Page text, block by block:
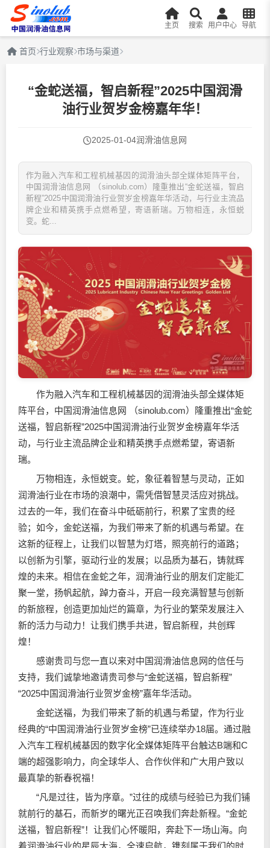
主页 搜索 用户中心 导航
首页 行业观察 市场与渠道
“金蛇送福，智启新程”2025中国润滑
油行业贺岁金榜嘉年华！
2025-01-04润滑油信息网
作为融入汽车和工程机械基因的润滑油头部全媒体矩阵平台，
中国润滑油信息网 （sinolub.com）隆重推出“金蛇送福，智启
新程”2025中国润滑油行业贺岁金榜嘉年华活动，与行业主流品
牌企业和精英携手点燃希望，寄语新瑞。万物相连，永恒蜕
变。蛇...
作为融入汽车和工程机械基因的润滑油头部全媒体矩
阵平台，中国润滑油信息网 （sinolub.com）隆重推出“金蛇
送福，智启新程”2025中国润滑油行业贺岁金榜嘉年华活
动，与行业主流品牌企业和精英携手点燃希望，寄语新
瑞。
万物相连，永恒蜕变。蛇，象征着智慧与灵动，正如
润滑油行业在市场的浪潮中，需凭借智慧灵活应对挑战。
过去的一年，我们在奋斗中砥砺前行，积累了宝贵的经
验；如今，金蛇送福，为我们带来了新的机遇与希望。在
这新的征程上，让我们以智慧为灯塔，照亮前行的道路；
以创新为引擎，驱动行业的发展；以品质为基石，铸就辉
煌的未来。相信在金蛇之年， 润滑油行业的朋友们定能汇
聚一堂，扬帆起航，踔力奋斗，开启一段充满智慧与创新
的新旅程，创造更加灿烂的篇章，为行业的繁荣发展注入
新的活力与动力！让我们携手共进，智启新程，共创辉
煌！
感谢贵司与您一直以来对中国润滑油信息网的信任与
支持，我们诚挚地邀请贵司参与“金蛇送福，智启新程”
“2025中国润滑油行业贺岁金榜”嘉年华活动。
金蛇送福，为我们带来了新的机遇与希望，作为行业
经典的“中国润滑油行业贺岁金榜”已连续举办18届。通过融
入汽车工程机械基因的数字化全媒体矩阵平台触达B端和C
端的超强影响力，向全球华人、合作伙伴和广大用户致以
最真挚的新春祝福！
“凡是过往，皆为序章。”过往的成绩与经验已为我们铺
就前行的基石，而新岁的曙光正召唤我们奔赴新程。“金蛇
送福，智启新程”！让我们心怀暖阳，奔赴下一场山海。向